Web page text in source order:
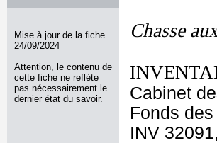
Mise à jour de la fiche
24/09/2024
Attention, le contenu de
cette fiche ne reflète
pas nécessairement le
dernier état du savoir.
Chasse
Cabinet
Fonds
INV